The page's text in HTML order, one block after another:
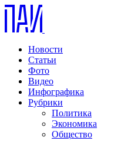
Новости
Статьи
Фото
Видео
Инфографика
Рубрики
Политика
Экономика
Общество